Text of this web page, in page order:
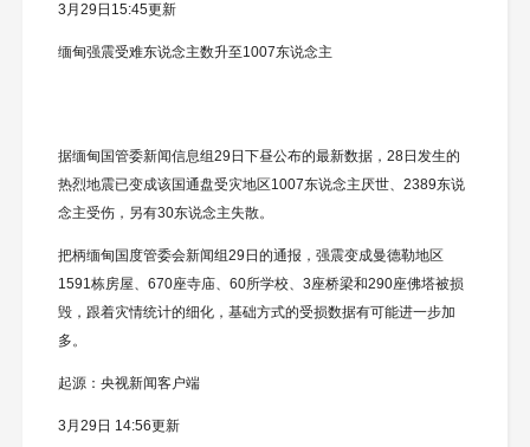
3月29日15:45更新
缅甸强震受难东说念主数升至1007东说念主
据缅甸国管委新闻信息组29日下昼公布的最新数据，28日发生的
热烈地震已变成该国通盘受灾地区1007东说念主厌世、2389东说
念主受伤，另有30东说念主失散。
把柄缅甸国度管委会新闻组29日的通报，强震变成曼德勒地区
1591栋房屋、670座寺庙、60所学校、3座桥梁和290座佛塔被损
毁，跟着灾情统计的细化，基础方式的受损数据有可能进一步加
多。
起源：央视新闻客户端
3月29日 14:56更新